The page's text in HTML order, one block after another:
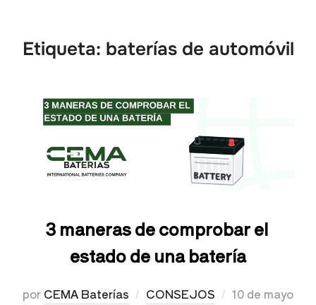
Etiqueta: baterías de automóvil
3 maneras de comprobar el
estado de una batería
por CEMA Baterías CONSEJOS
10 de mayo